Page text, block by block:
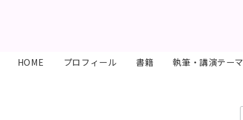
HOME プロフィール 書籍 執筆・講演テーマ